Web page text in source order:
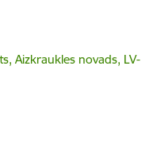
Aizkraukles novads, LV-